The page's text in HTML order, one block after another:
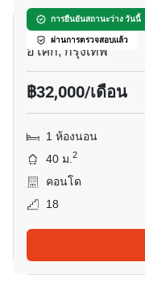
การยืนยันสถานะว่าง วันนี้
ผ่านการตรวจสอบแล้ว
ดิ เอส อโศก
อโศก, กรุงเทพ
฿32,000/เดือน
1 ห้องนอน
40 ม.2
คอนโด
18